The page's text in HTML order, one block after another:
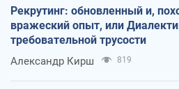
Рекрутинг: обновленный и,
вражеский опыт, или
требовательной трусости
Александр Кирш 819